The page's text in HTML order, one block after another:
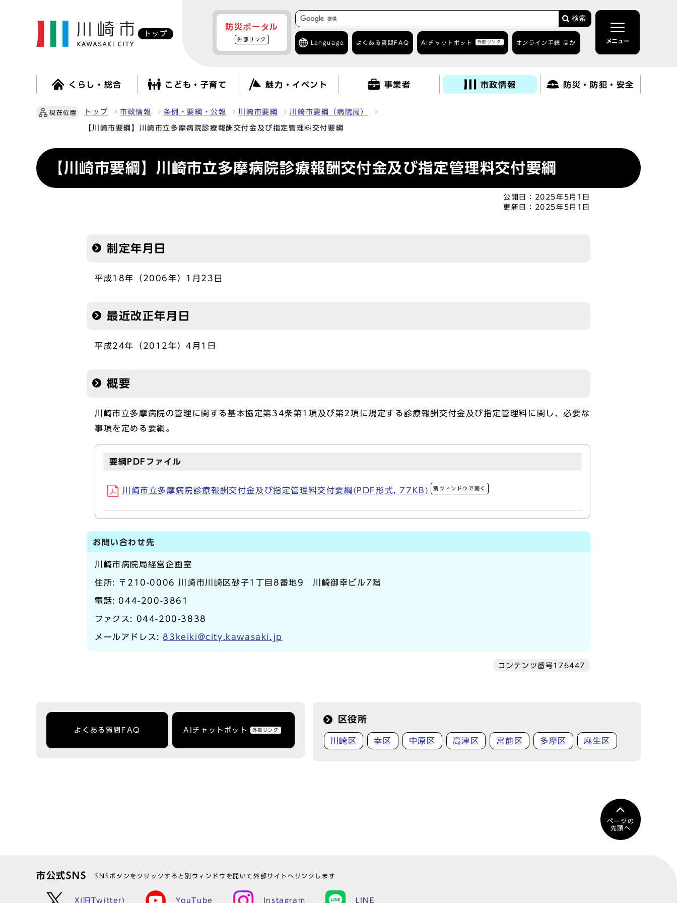
トップ
防災ポータル
外部リンク
検索
Language よくある質問 FAQ AIチャットボット 外部リンク オンライン手続 ほか メニュー
くらし・総合 こども・子育て 魅力・イベント 事業者 市政情報 防災・防犯・安全
現在位置 トップ 市政情報 条例・要綱・公報 川崎市要綱 川崎市要綱（病院局）
【川崎市要綱】川崎市立多摩病院診療報酬交付金及び指定管理料交付要綱
【川崎市要綱】川崎市立多摩病院診療報酬交付金及び指定管理料交付要綱
公開日：
2025年5月1日
更新日：
2025年5月1日
制定年月日
平成18年（2006年）1月23日
最近改正年月日
平成24年（2012年）4月1日
概要
川崎市立多摩病院の管理に関する基本協定第34条第1項及び第2項に規定する診療報酬交付金及び指定管理料に関し、必要な
事項を定める要綱。
要綱PDFファイル
川崎市立多摩病院診療報酬交付金及び指定管理料交付要綱(PDF形式, 77KB) 別ウィンドウで開く
お問い合わせ先
川崎市病院局経営企画室
住所: 〒210-0006 川崎市川崎区砂子1丁目8番地9 川崎御幸ビル7階
電話: 044-200-3861
ファクス: 044-200-3838
メールアドレス:83keiki@city.kawasaki.jp
コンテンツ番号176447
よくある質問FAQ AIチャットボット 外部リンク
区役所
川崎区 幸区 中原区 高津区 宮前区 多摩区 麻生区
ページの
先頭へ
市公式SNS SNSボタンをクリックすると別ウィンドウを開いて外部サイトへリンクします
X(旧Twitter) YouTube Instagram LINE